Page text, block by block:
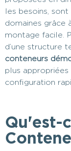
les besoins,
domaines grâce
montage facile.
d’une structure
conteneurs
plus
configuration
Qu'est-